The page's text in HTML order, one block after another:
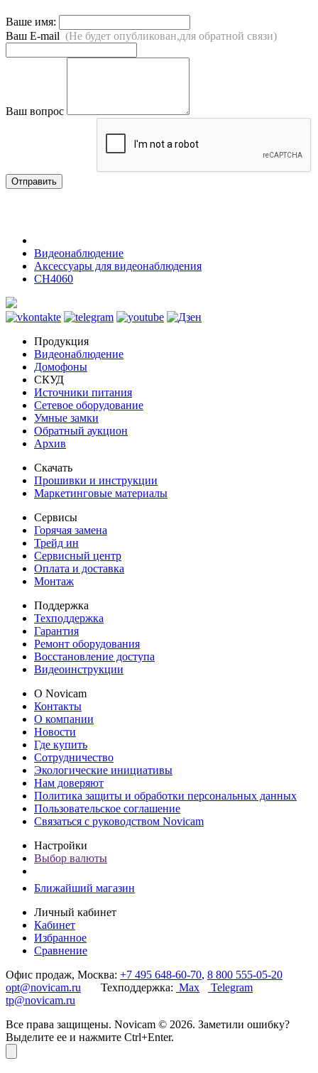
Ваше имя:
Ваш E-mail (Не будет опубликован,для обратной связи)
Ваш вопрос
Отправить
Видеонаблюдение
Аксессуары для видеонаблюдения
CH4060
Продукция
Видеонаблюдение
Домофоны
СКУД
Источники питания
Сетевое оборудование
Умные замки
Обратный аукцион
Архив
Скачать
Прошивки и инструкции
Маркетинговые материалы
Сервисы
Горячая замена
Трейд ин
Сервисный центр
Оплата и доставка
Монтаж
Поддержка
Техподдержка
Гарантия
Ремонт оборудования
Восстановление доступа
Видеоинструкции
О Novicam
Контакты
О компании
Новости
Где купить
Сотрудничество
Экологические инициативы
Нам доверяют
Политика защиты и обработки персональных данных
Пользовательское соглашение
Связаться с руководством Novicam
Настройки
Выбор валюты
Ближайший магазин
Личный кабинет
Кабинет
Избранное
Сравнение
Офис продаж, Москва: +7 495 648-60-70, 8 800 555-05-20
opt@novicam.ru Техподдержка: Max
Telegram
tp@novicam.ru
Все права защищены. Novicam © 2026. Заметили ошибку?
Выделите ее и нажмите Ctrl+Enter.